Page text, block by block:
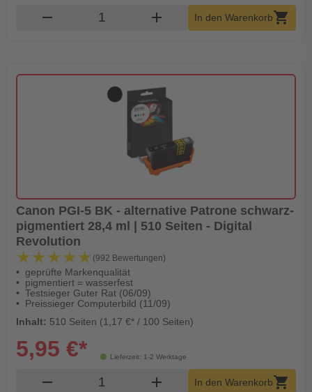
remove Produkt Warenkorb Menge
add In den Warenkorb shopping_cart
Canon PGI-5 BK - alternative Patrone schwarz-
pigmentiert 28,4 ml | 510 Seiten - Digital
Revolution
★★★★★
★★★★★ (992 Bewertungen)
geprüfte Markenqualität
pigmentiert = wasserfest
Testsieger Guter Rat (06/09)
Preissieger Computerbild (11/09)
Inhalt: 510 Seiten (1,17 €* / 100 Seiten)
Lieferzeit: 1-2 Werktage
5,95 €*
remove Produkt Warenkorb Menge
add In den Warenkorbshopping_cart